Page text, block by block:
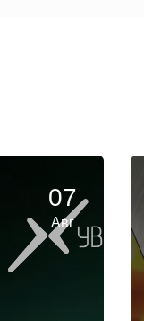
07
Авг